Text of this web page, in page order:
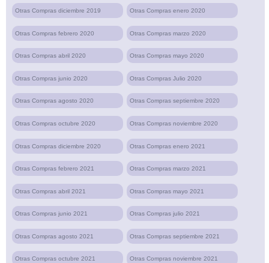
Otras Compras diciembre 2019 Otras Compras enero 2020
Otras Compras febrero 2020 Otras Compras marzo 2020
Otras Compras abril 2020 Otras Compras mayo 2020
Otras Compras junio 2020 Otras Compras Julio 2020
Otras Compras agosto 2020 Otras Compras septiembre 2020
Otras Compras octubre 2020 Otras Compras noviembre 2020
Otras Compras diciembre 2020 Otras Compras enero 2021
Otras Compras febrero 2021 Otras Compras marzo 2021
Otras Compras abril 2021 Otras Compras mayo 2021
Otras Compras junio 2021 Otras Compras julio 2021
Otras Compras agosto 2021 Otras Compras septiembre 2021
Otras Compras octubre 2021 Otras Compras noviembre 2021